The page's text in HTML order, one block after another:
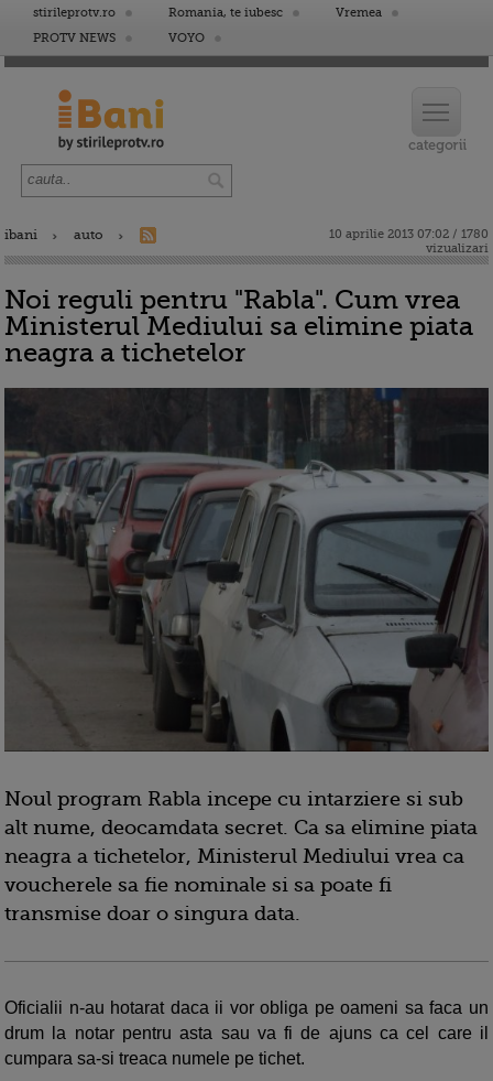
stirileprotv.ro Romania, te iubesc
Vremea
PROTV NEWS
VOYO
ibani auto
10 aprilie 2013 07:02 / 1780
vizualizari
Noi reguli pentru "Rabla". Cum vrea
Ministerul Mediului sa elimine piata
neagra a tichetelor
Noul program Rabla incepe cu intarziere si sub
alt nume, deocamdata secret. Ca sa elimine piata
neagra a tichetelor, Ministerul Mediului vrea ca
voucherele sa fie nominale si sa poate fi
transmise doar o singura data.
Oficialii n-au hotarat daca ii vor obliga pe oameni sa faca un
drum la notar pentru asta sau va fi de ajuns ca cel care il
cumpara sa-si treaca numele pe tichet.